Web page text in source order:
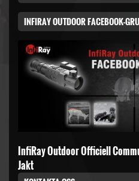
INFIRAY OUTDOOR FACEBOOK-
InfiRay Outdoor Officiell
Jakt